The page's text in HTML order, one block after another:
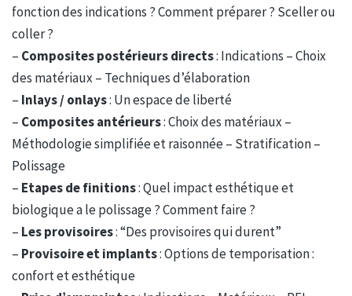
fonction des indications ? Comment préparer ? Sceller ou
coller ?
– Composites postérieurs directs: Indications – Choix
des matériaux – Techniques d’élaboration
– Inlays / onlays: Un espace de liberté
– Composites antérieurs: Choix des matériaux –
Méthodologie simplifiée et raisonnée – Stratification –
Polissage
– Etapes de finitions: Quel impact esthétique et
biologique a le polissage ? Comment faire ?
– Les provisoires: “Des provisoires qui durent”
– Provisoire et implants: Options de temporisation :
confort et esthétique